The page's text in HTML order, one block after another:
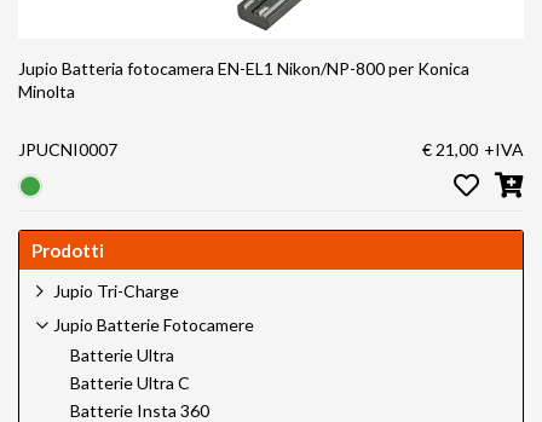
Jupio Batteria fotocamera EN-EL1 Nikon/NP-800 per Konica
Minolta
JPUCNI0007 € 21,00 +IVA
Prodotti
Jupio Tri-Charge
Jupio Batterie Fotocamere
Batterie Ultra
Batterie Ultra C
Batterie Insta 360